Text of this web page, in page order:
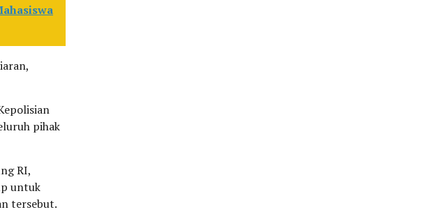
pihak
RI,
untuk
tersebut.